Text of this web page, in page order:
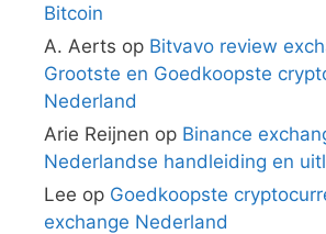
Bitcoin
A. Aerts op Bitvavo review
Grootste en Goedkoopste
Nederland
Arie Reijnen op Binance
Nederlandse handleiding en
Lee op Goedkoopste
exchange Nederland